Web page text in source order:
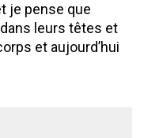
je pense que
leurs têtes et
et aujourd’hui